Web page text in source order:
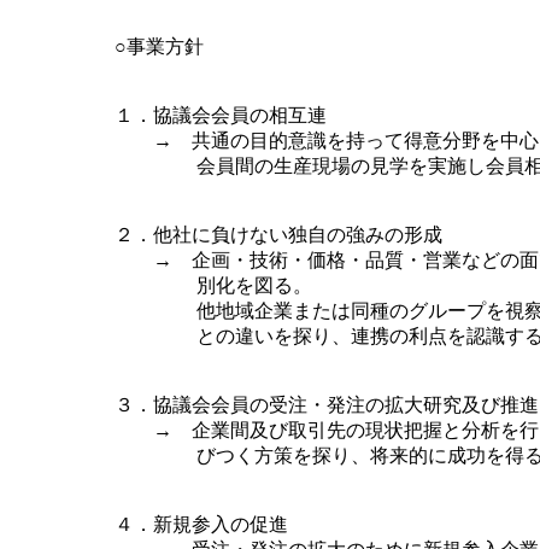
○事業方針
１．協議会会員の相互連
→ 共通の目的意識を持って得意分野を中心
会員間の生産現場の見学を実施し会員相互
２．他社に負けない独自の強みの形成
→ 企画・技術・価格・品質・営業などの面で
別化を図る。
他地域企業または同種のグループを視察し
との違いを探り、連携の利点を認識す
３．協議会会員の受注・発注の拡大研究及び推進
→ 企業間及び取引先の現状把握と分析を行い
びつく方策を探り、将来的に成功を得る。
４．新規参入の促進